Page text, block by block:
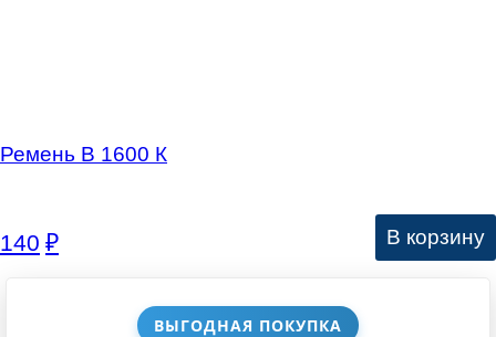
ВЫГОДНАЯ ПОКУПКА
Ремень В 1600 К
140 ₽ В корзину